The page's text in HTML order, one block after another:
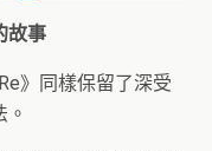
故事
》同樣保留了深受